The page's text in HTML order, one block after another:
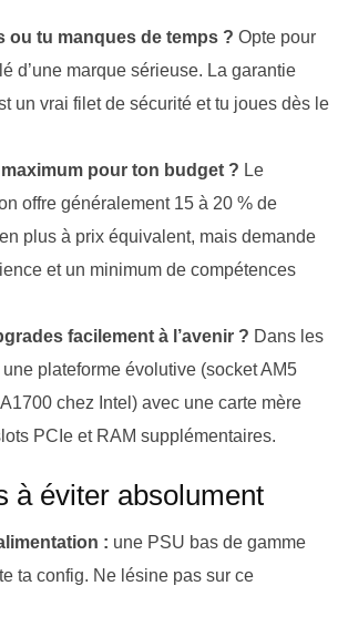
ou tu manques de temps ? Opte pour
d’une marque sérieuse. La garantie
un vrai filet de sécurité et tu joues dès le
pour ton budget ? Le
offre généralement 15 à 20 % de
plus à prix équivalent, mais demande
et un minimum de compétences
facilement à l’avenir ? Dans les
plateforme évolutive (socket AM5
chez Intel) avec une carte mère
PCIe et RAM supplémentaires.
à éviter absolument
: une PSU bas de gamme
ta config. Ne lésine pas sur ce